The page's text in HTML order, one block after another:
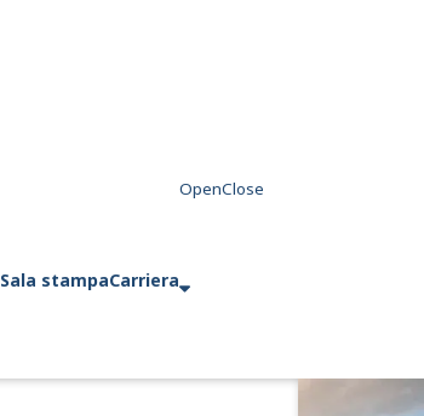
Sala stampaCarriera